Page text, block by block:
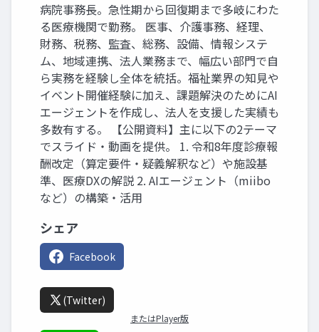
病院事務長。急性期から回復期まで多岐にわた
る医療機関で勤務。 医事、介護事務、経理、
財務、税務、監査、総務、設備、情報システ
ム、地域連携、法人業務まで、幅広い部門で自
ら実務を経験し全体を統括。福祉業界の知見や
イベント開催経験に加え、課題解決のためにAI
エージェントを作成し、法人を支援した実績も
多数有する。 【公開資料】主に以下の2テーマ
でスライド・動画を提供。 1. 令和8年度診療報
酬改定（算定要件・疑義解釈など）や施設基
準、医療DXの解説 2. AIエージェント（miibo
など）の構築・活用
シェア
Facebook
(Twitter)
またはPlayer版